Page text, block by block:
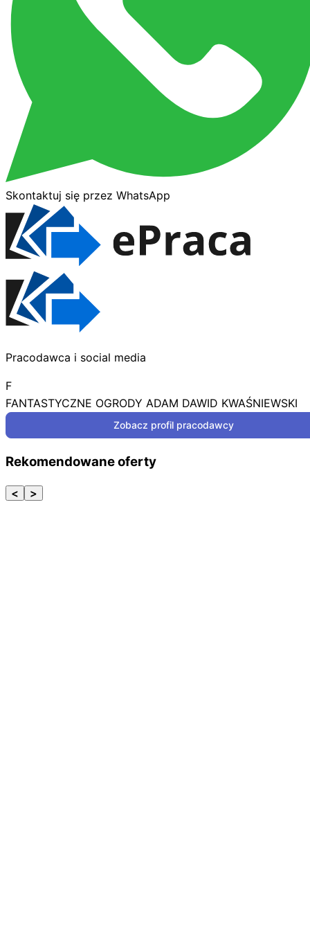
Skontaktuj się przez WhatsApp
Pracodawca i social media
F
FANTASTYCZNE OGRODY ADAM DAWID KWAŚNIEWSKI
Zobacz profil pracodawcy
Rekomendowane oferty
< >